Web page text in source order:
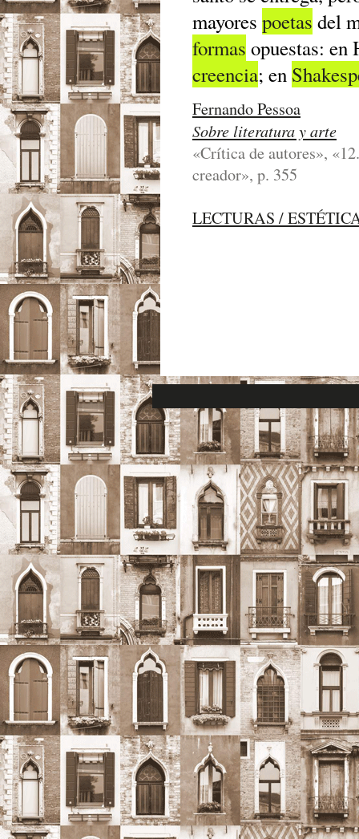
mayores poetas del
formas opuestas:
creencia; en
Fernando Pessoa
Sobre literatura y arte
«Crítica de autores»,
creador», p. 355
LECTURAS /